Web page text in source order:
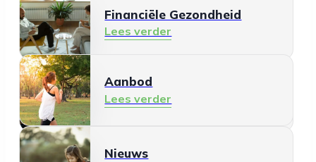
Financiële Gezondheid
Lees verder
Schermgebruik
Lees verder
Aanbod
Lees verder
Nieuws